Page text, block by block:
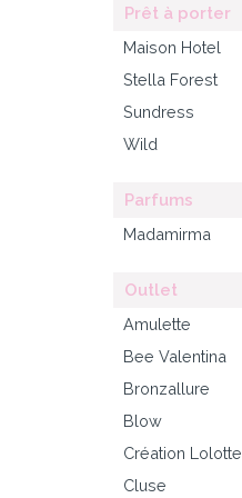
Prêt à porter
Maison Hotel
Stella Forest
Sundress
Wild
Parfums
Madamirma
Outlet
Amulette
Bee Valentina
Bronzallure
Blow
Création Lolotte
Cluse